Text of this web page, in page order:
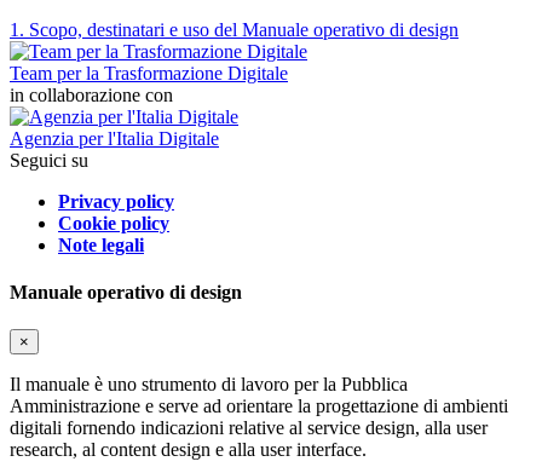
1. Scopo, destinatari e uso del Manuale operativo di design
Team per la Trasformazione Digitale
in collaborazione con
Agenzia per l'Italia Digitale
Seguici su
Privacy policy
Cookie policy
Note legali
Manuale operativo di design
×
Il manuale è uno strumento di lavoro per la Pubblica
Amministrazione e serve ad orientare la progettazione di ambienti
digitali fornendo indicazioni relative al service design, alla user
research, al content design e alla user interface.